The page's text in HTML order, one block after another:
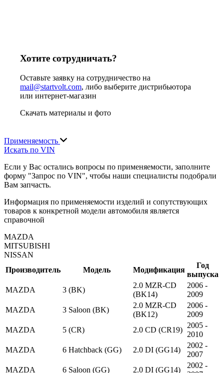
Хотите сотрудничать?
Оставьте заявку на сотрудничество на
mail@startvolt.com, либо выберите дистрибьютора
или интернет-магазин
Скачать материалы и фото
Применяемость
Искать по VIN
Если у Вас остались вопросы по применяемости, заполните
форму "Запрос по VIN", чтобы наши специалисты подобрали
Вам запчасть.
Информация по применяемости изделий и сопутствующих
товаров к конкретной модели автомобиля является
справочной
MAZDA
MITSUBISHI
NISSAN
Производитель
Модель Модификация
Год
выпуска
MAZDA
3 (BK)
2.0 MZR-CD
(BK14)
2006 -
2009
MAZDA
3 Saloon (BK)
2.0 MZR-CD
(BK12)
2006 -
2009
MAZDA
5 (CR) 2.0 CD (CR19)
2005 -
2010
MAZDA
6 Hatchback (GG) 2.0 DI (GG14)
2002 -
2007
MAZDA
6 Saloon (GG) 2.0 DI (GG14)
2002 -